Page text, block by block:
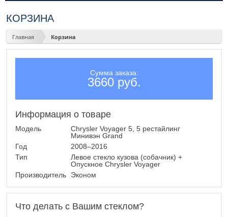
КОРЗИНА
Главная Корзина
Сумма заказа:
3660 руб.
Информация о товаре
Модель
Chrysler Voyager 5, 5 рестайлинг
Минивэн Grand
Год
2008–2016
Тип
Левое стекло кузова (собачник) +
Опускное Chrysler Voyager
Производитель
Эконом
Что делать с Вашим стеклом?